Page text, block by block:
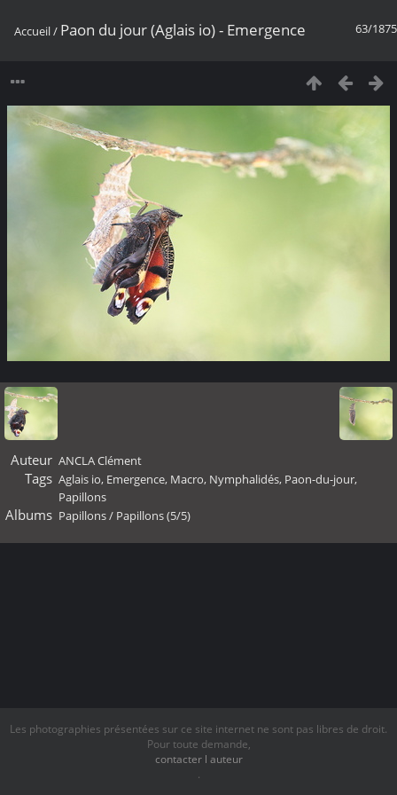
63/1875
Accueil/ Paon du jour (Aglais io) - Emergence
Auteur ANCLA Clément
Tags Aglais io, Emergence, Macro, Nymphalidés, Paon-du-jour,
Papillons
Albums Papillons/ Papillons (5/5)
Les photographies présentées sur ce site internet ne sont pas libres de droit.
Pour toute demande,
contacter l auteur
.